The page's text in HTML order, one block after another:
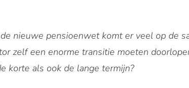
nieuwe pensioenwet komt er veel op de
zelf een enorme transitie moeten
korte als ook de lange termijn?